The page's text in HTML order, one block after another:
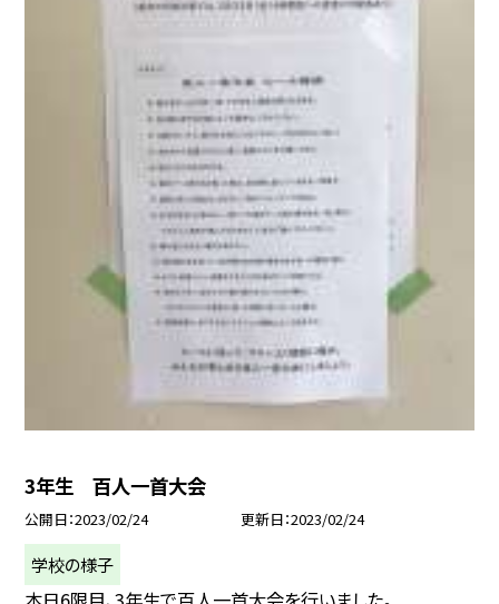
3年生 百人一首大会
公開日 2023/02/24 更新日 2023/02/24
学校の様子